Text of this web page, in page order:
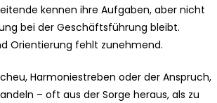
kennen ihre Aufgaben, aber nicht
bei der Geschäftsführung bleibt.
Orientierung fehlt zunehmend.
Harmoniestreben oder der Anspruch,
– oft aus der Sorge heraus, als zu